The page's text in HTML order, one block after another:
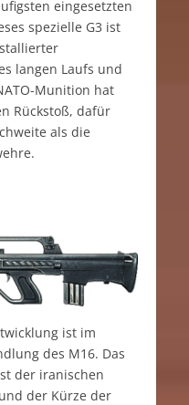
eingesetzten
spezielle G3 ist
langen Laufs und
Munition hat
Rückstoß, dafür
als die
ist im
des M16. Das
der iranischen
der Kürze der